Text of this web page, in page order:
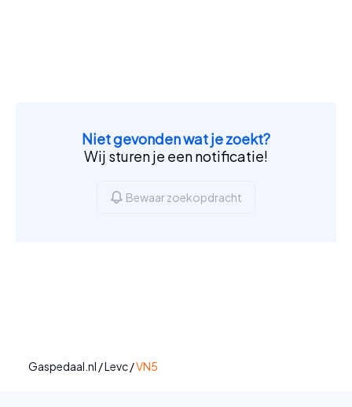
Niet gevonden wat je zoekt?
Wij sturen je een notificatie!
Bewaar zoekopdracht
Gaspedaal.nl /Levc/VN5